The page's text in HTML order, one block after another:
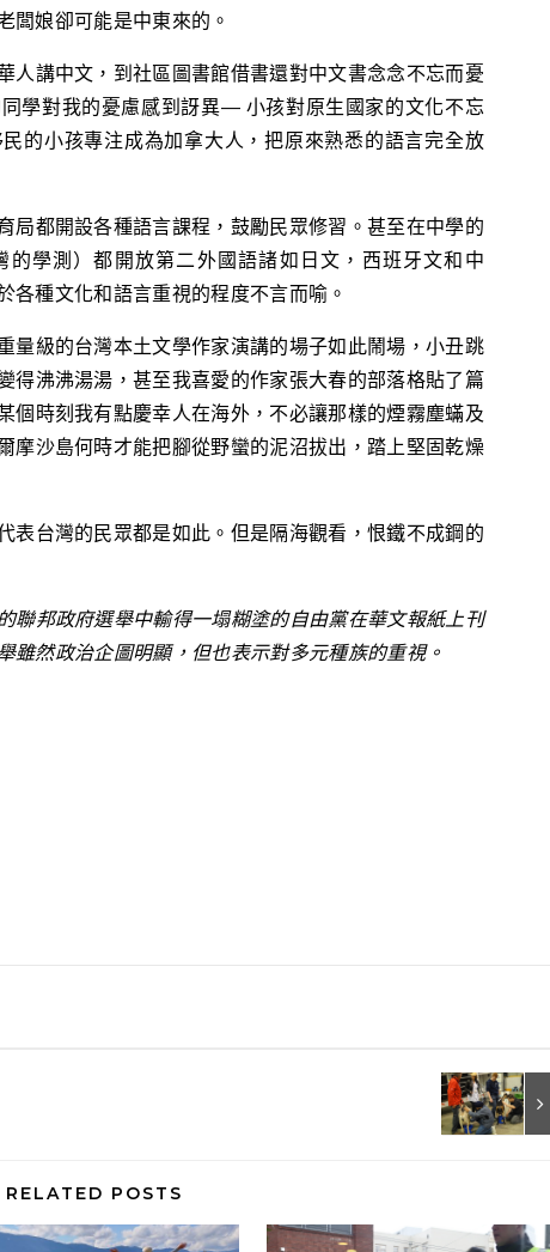
闆娘卻可能是中東來的。
人講中文，到社區圖書館借書還對中文書念念不忘而憂
學對我的憂慮感到訝異— 小孩對原生國家的文化不忘
的小孩專注成為加拿大人，把原來熟悉的語言完全放
局都開設各種語言課程，鼓勵民眾修習。甚至在中學的
學測）都開放第二外國語諸如日文，西班牙文和中
各種文化和語言重視的程度不言而喻。
量級的台灣本土文學作家演講的場子如此鬧場，小丑跳
得沸沸湯湯，甚至我喜愛的作家張大春的部落格貼了篇
個時刻我有點慶幸人在海外，不必讓那樣的煙霧塵蟎及
摩沙島何時才能把腳從野蠻的泥沼拔出，踏上堅固乾燥
表台灣的民眾都是如此。但是隔海觀看，恨鐵不成鋼的
聯邦政府選舉中輸得一塌糊塗的自由黨在華文報紙上刊
雖然政治企圖明顯，但也表示對多元種族的重視。
RELATED POSTS